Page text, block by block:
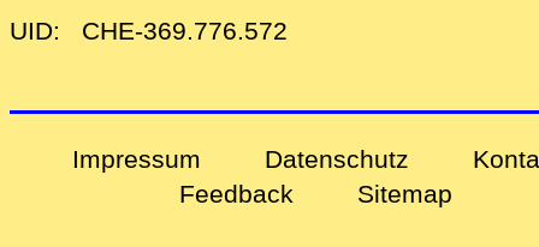
UID: CHE-369.776.572
Impressum Datenschutz
Feedback
Sitemap